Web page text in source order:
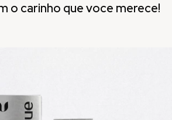
o carinho que voce merece!